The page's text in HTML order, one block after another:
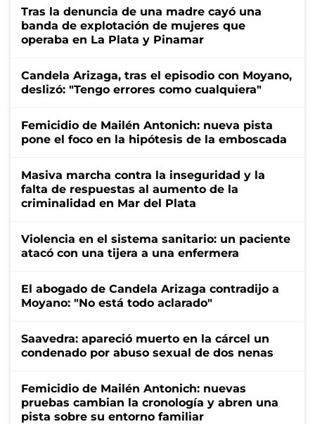
Tras la denuncia de una madre cayó una
banda de explotación de mujeres que
operaba en La Plata y Pinamar
Candela Arizaga, tras el episodio con Moyano,
deslizó: "Tengo errores como cualquiera"
Femicidio de Mailén Antonich: nueva pista
pone el foco en la hipótesis de la emboscada
Masiva marcha contra la inseguridad y la
falta de respuestas al aumento de la
criminalidad en Mar del Plata
Violencia en el sistema sanitario: un paciente
atacó con una tijera a una enfermera
El abogado de Candela Arizaga contradijo a
Moyano: "No está todo aclarado"
Saavedra: apareció muerto en la cárcel un
condenado por abuso sexual de dos nenas
Femicidio de Mailén Antonich: nuevas
pruebas cambian la cronología y abren una
pista sobre su entorno familiar